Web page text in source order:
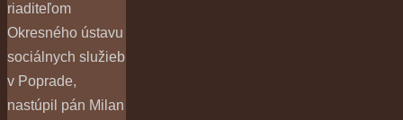
riaditeľom
Okresného ústavu
sociálnych služieb
v Poprade,
nastúpil pán Milan